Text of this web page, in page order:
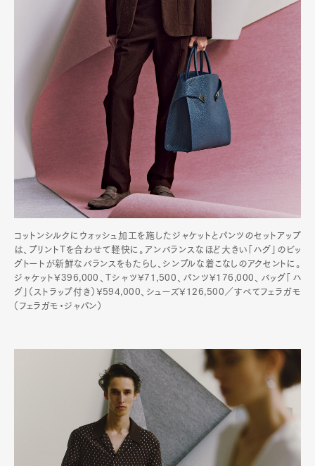
コットンシルクにウォッシュ加工を施したジャケットとパンツのセットアップ
は、プリントTを合わせて軽快に。アンバランスなほど大きい「ハグ」のビッ
グトートが新鮮なバランスをもたらし、シンプルな着こなしのアクセントに。
ジャケット¥396,000、Tシャツ¥71,500、パンツ¥176,000、バッグ「ハ
グ」（ストラップ付き）¥594,000、シューズ¥126,500／すべてフェラガモ
（フェラガモ・ジャパン）